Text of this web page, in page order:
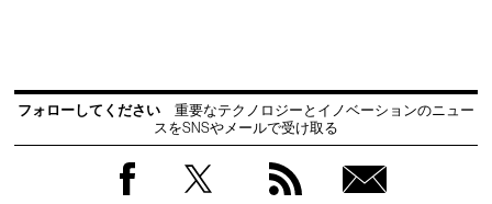
フォローしてください
重要なテクノロジーとイノベーションのニュー
スをSNSやメールで受け取る